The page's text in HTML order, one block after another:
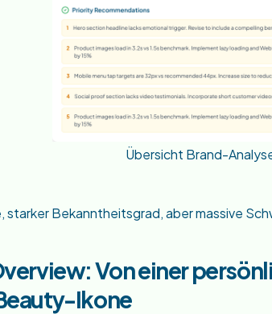
Übersicht Brand-
starker Bekanntheitsgrad, aber massive
Von einer
Ikone